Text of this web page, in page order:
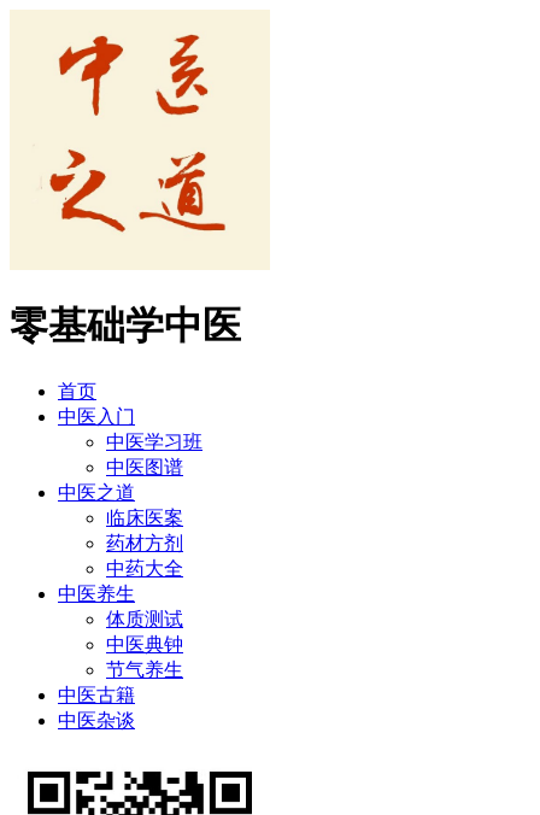
零基础学中医
首页
中医入门
中医学习班
中医图谱
中医之道
临床医案
药材方剂
中药大全
中医养生
体质测试
中医典钟
节气养生
中医古籍
中医杂谈